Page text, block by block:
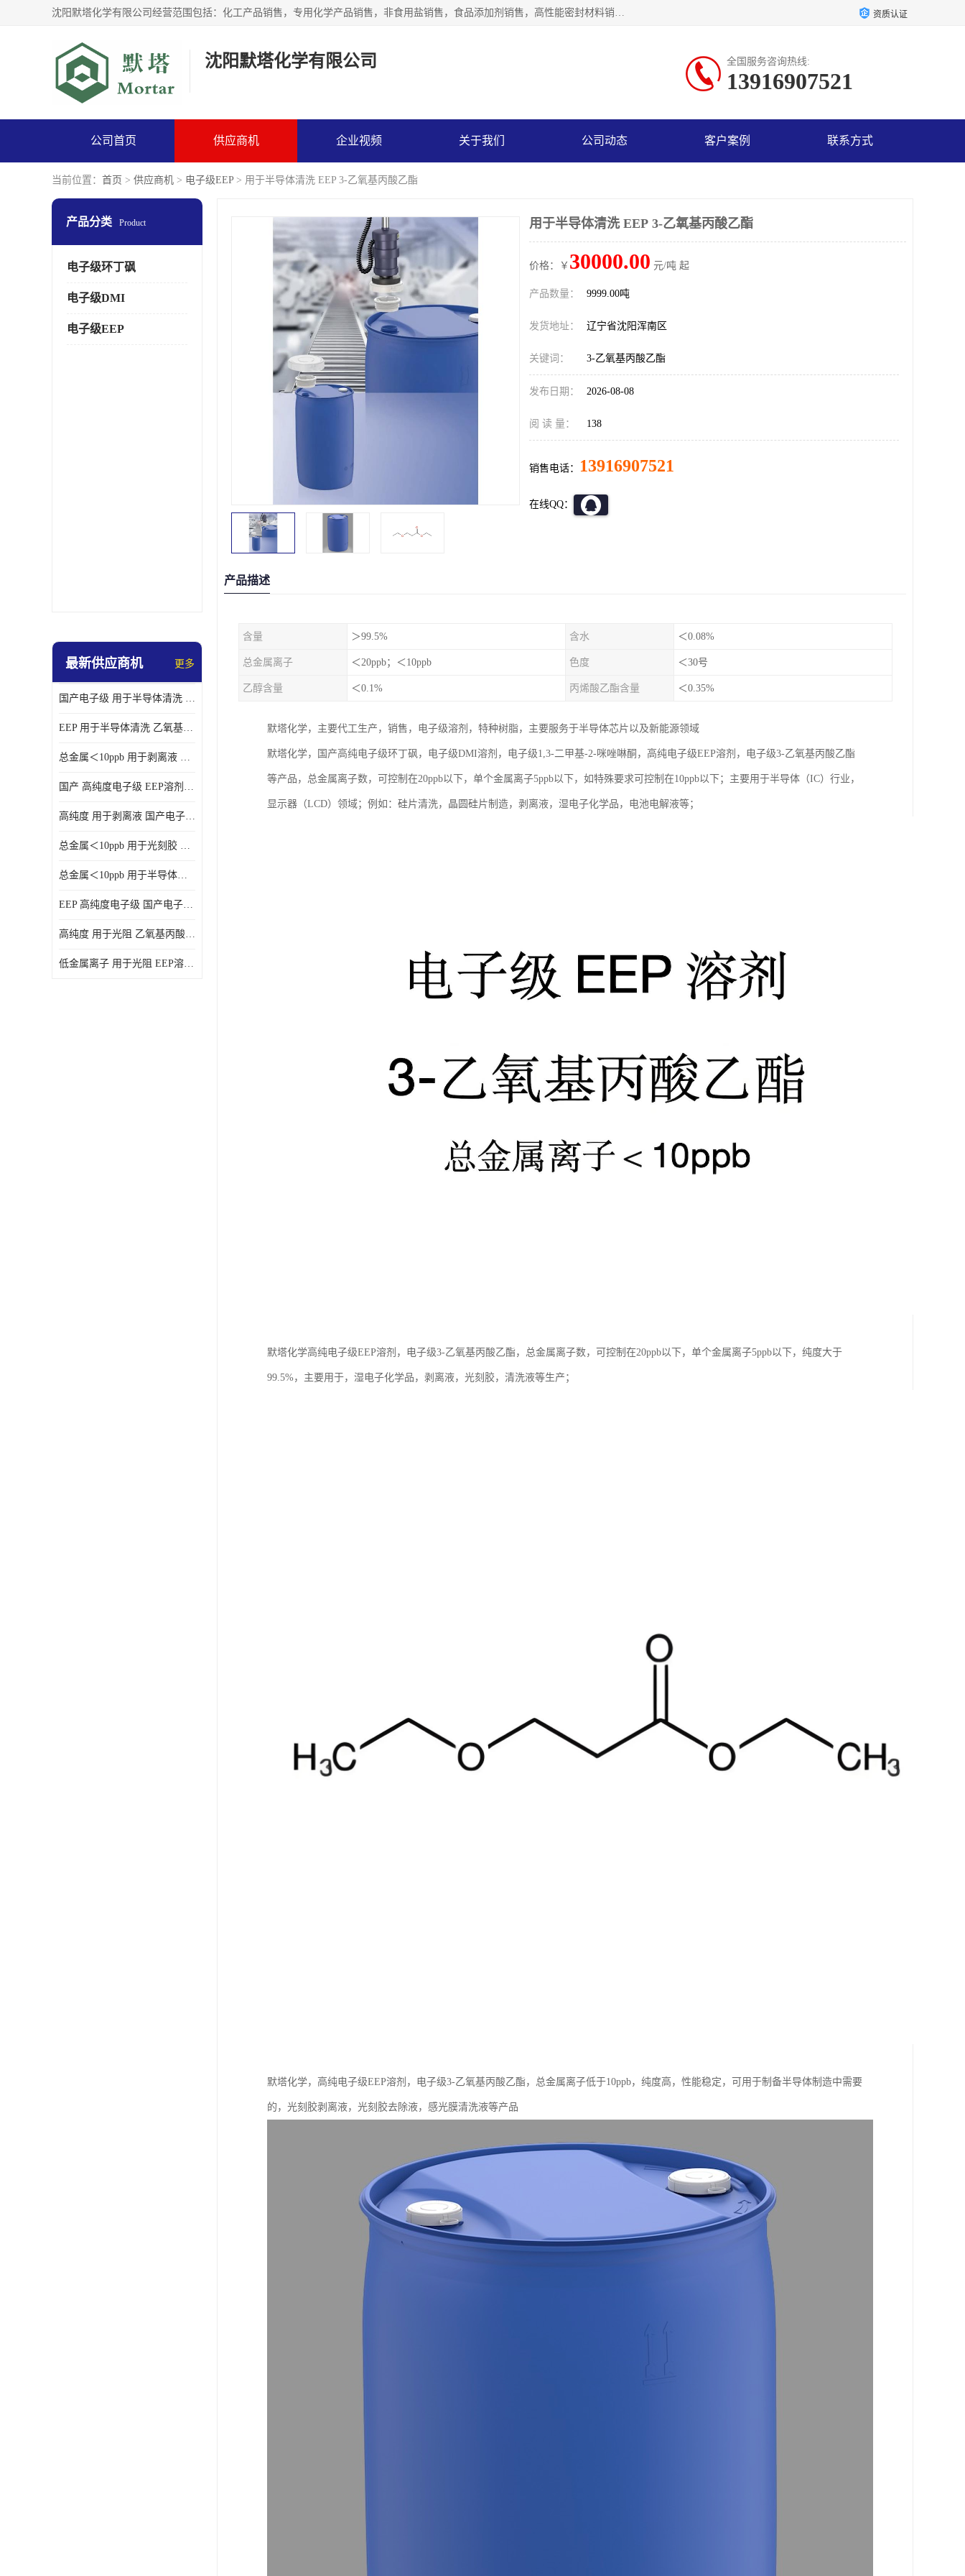
沈阳默塔化学有限公司经营范围包括：化工产品销售，专用化学产品销售，非食用盐销售，食品添加剂销售，高性能密封材料销售，涂料销售，合成材料销售，工程塑料及合成树脂销售等；主要产品有高纯电子级环丁砜，总金属离子可控制在ppb级别、纯度高、颜色浅、耐高温分解时间长，特别适合于半导体制造，硅片晶圆制造，清洗湿电子化学品，锂电池电解液，电子油墨，特种材料等高端行业；也适用于医药合成。 资质认证
沈阳默塔化学有限公司 全国服务咨询热线:
13916907521
公司首页 供应商机 企业视频 关于我们 公司动态 客户案例 联系方式
当前位置： 首页 > 供应商机 > 电子级EEP > 用于半导体清洗 EEP 3-乙氧基丙酸乙酯
产品分类 Product
电子级环丁砜
电子级DMI
电子级EEP
最新供应商机 更多
国产电子级 用于半导体清洗 EEP溶剂电子级
EEP 用于半导体清洗 乙氧基丙酸乙酯电子级
总金属＜10ppb 用于剥离液 电子级EEP
国产 高纯度电子级 EEP溶剂电子级
高纯度 用于剥离液 国产电子级EEP
总金属＜10ppb 用于光刻胶 电子级EEP溶剂
总金属＜10ppb 用于半导体清洗 3-乙氧基丙酸乙酯电子级
EEP 高纯度电子级 国产电子级EEP
高纯度 用于光阻 乙氧基丙酸乙酯电子级
低金属离子 用于光阻 EEP溶剂电子级
用于半导体清洗 EEP 3-乙氧基丙酸乙酯
价格：￥ 30000.00 元/吨 起
产品数量： 9999.00吨
发货地址： 辽宁省沈阳浑南区
关键词： 3-乙氧基丙酸乙酯
发布日期： 2026-08-08
阅 读 量： 138
销售电话： 13916907521
在线QQ：
产品描述
含量 ＞99.5% 含水 ＜0.08%
总金属离子 ＜20ppb；＜10ppb 色度 ＜30号
乙醇含量 ＜0.1% 丙烯酸乙酯含量 ＜0.35%
默塔化学，主要代工生产，销售，电子级溶剂，特种树脂，主要服务于半导体芯片以及新能源领域
默塔化学，国产高纯电子级环丁砜，电子级DMI溶剂，电子级1,3-二甲基-2-咪唑啉酮，高纯电子级EEP溶剂，电子级3-乙氧基丙酸乙酯
等产品，总金属离子数，可控制在20ppb以下，单个金属离子5ppb以下，如特殊要求可控制在10ppb以下；主要用于半导体（IC）行业，
显示器（LCD）领域；例如：硅片清洗，晶圆硅片制造，剥离液，湿电子化学品，电池电解液等；
默塔化学高纯电子级EEP溶剂，电子级3-乙氧基丙酸乙酯，总金属离子数，可控制在20ppb以下，单个金属离子5ppb以下，纯度大于
99.5%，主要用于，湿电子化学品，剥离液，光刻胶，清洗液等生产；
默塔化学，高纯电子级EEP溶剂，电子级3-乙氧基丙酸乙酯，总金属离子低于10ppb，纯度高，性能稳定，可用于制备半导体制造中需要
的，光刻胶剥离液，光刻胶去除液，感光膜清洗液等产品